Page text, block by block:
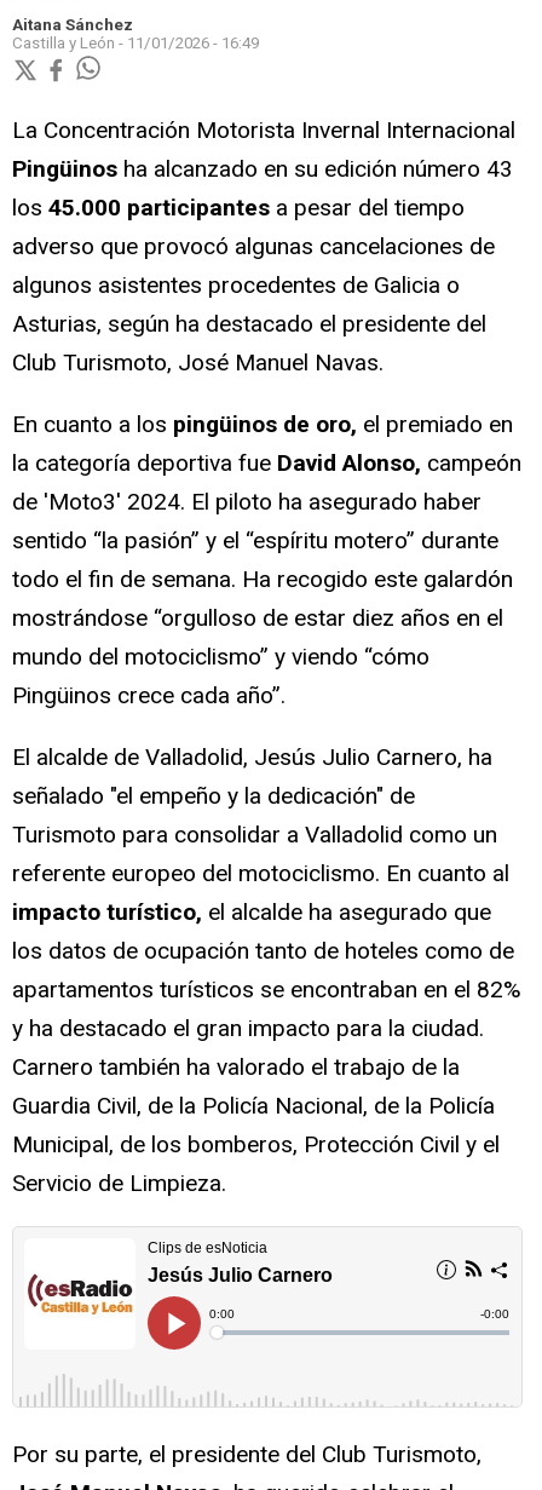
Aitana Sánchez
Castilla y León - 11/01/2026 - 16:49
La Concentración Motorista Invernal Internacional
Pingüinos ha alcanzado en su edición número 43
los 45.000 participantes a pesar del tiempo
adverso que provocó algunas cancelaciones de
algunos asistentes procedentes de Galicia o
Asturias, según ha destacado el presidente del
Club Turismoto, José Manuel Navas.
En cuanto a los pingüinos de oro, el premiado en
la categoría deportiva fue David Alonso, campeón
de 'Moto3' 2024. El piloto ha asegurado haber
sentido “la pasión” y el “espíritu motero” durante
todo el fin de semana. Ha recogido este galardón
mostrándose “orgulloso de estar diez años en el
mundo del motociclismo” y viendo “cómo
Pingüinos crece cada año”.
El alcalde de Valladolid, Jesús Julio Carnero, ha
señalado "el empeño y la dedicación" de
Turismoto para consolidar a Valladolid como un
referente europeo del motociclismo. En cuanto al
impacto turístico, el alcalde ha asegurado que
los datos de ocupación tanto de hoteles como de
apartamentos turísticos se encontraban en el 82%
y ha destacado el gran impacto para la ciudad.
Carnero también ha valorado el trabajo de la
Guardia Civil, de la Policía Nacional, de la Policía
Municipal, de los bomberos, Protección Civil y el
Servicio de Limpieza.
Por su parte, el presidente del Club Turismoto,